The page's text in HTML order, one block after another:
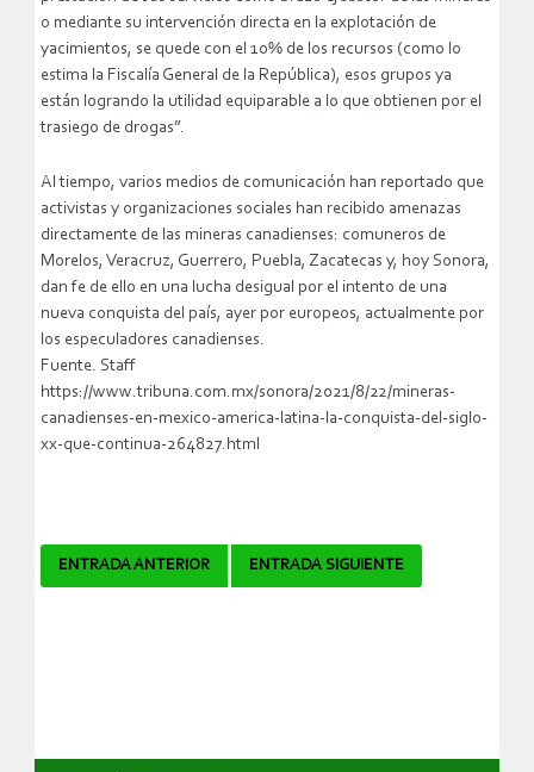
o mediante su intervención directa en la explotación de
yacimientos, se quede con el 10% de los recursos (como lo
estima la Fiscalía General de la República), esos grupos ya
están logrando la utilidad equiparable a lo que obtienen por el
trasiego de drogas”.
Al tiempo, varios medios de comunicación han reportado que
activistas y organizaciones sociales han recibido amenazas
directamente de las mineras canadienses: comuneros de
Morelos, Veracruz, Guerrero, Puebla, Zacatecas y, hoy Sonora,
dan fe de ello en una lucha desigual por el intento de una
nueva conquista del país, ayer por europeos, actualmente por
los especuladores canadienses.
Fuente. Staff
https://www.tribuna.com.mx/sonora/2021/8/22/mineras-
canadienses-en-mexico-america-latina-la-conquista-del-siglo-
xx-que-continua-264827.html
Navegador
ENTRADA ANTERIOR ENTRADA SIGUIENTE